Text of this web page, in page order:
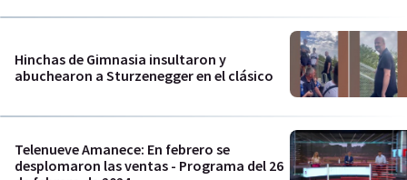
Hinchas de Gimnasia insultaron y
abuchearon a Sturzenegger en el clásico
Telenueve Amanece: En febrero se
desplomaron las ventas - Programa del 26